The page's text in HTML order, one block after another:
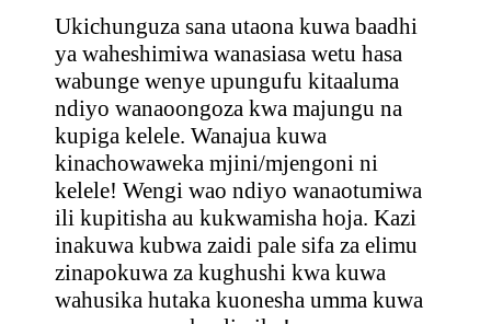
Ukichunguza sana utaona kuwa baadhi
ya waheshimiwa wanasiasa wetu hasa
wabunge wenye upungufu kitaaluma
ndiyo wanaoongoza kwa majungu na
kupiga kelele. Wanajua kuwa
kinachowaweka mjini/mjengoni ni
kelele! Wengi wao ndiyo wanaotumiwa
ili kupitisha au kukwamisha hoja. Kazi
inakuwa kubwa zaidi pale sifa za elimu
zinapokuwa za kughushi kwa kuwa
wahusika hutaka kuonesha umma kuwa